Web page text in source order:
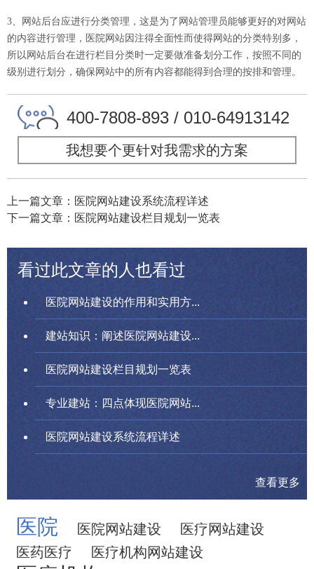
3、网站后台应进行分类管理，这是为了网站管理员能够更好的对网站
的内容进行管理，医院网站因注得全面性而使得网站的分类特别多，
所以网站后台在进行栏目分类时一定要做准备划分工作，按照不同的
级别进行划分，确保网站中的所有内容都能得到合理的按排和管理。
400-7808-893 / 010-64913142
我想要个更针对我需求的方案
上一篇文章：医院网站建设系统流程详述
下一篇文章：医院网站建设栏目规划一览表
看过此文章的人也看过
医院网站建设的作用和实用方...
建站知识：阐述医院网站建设...
医院网站建设栏目规划一览表
专业建站：四点体现医院网站...
医院网站建设系统流程详述
查看更多
医院 医院网站建设
医疗网站建设
医药医疗
医疗机构网站建设